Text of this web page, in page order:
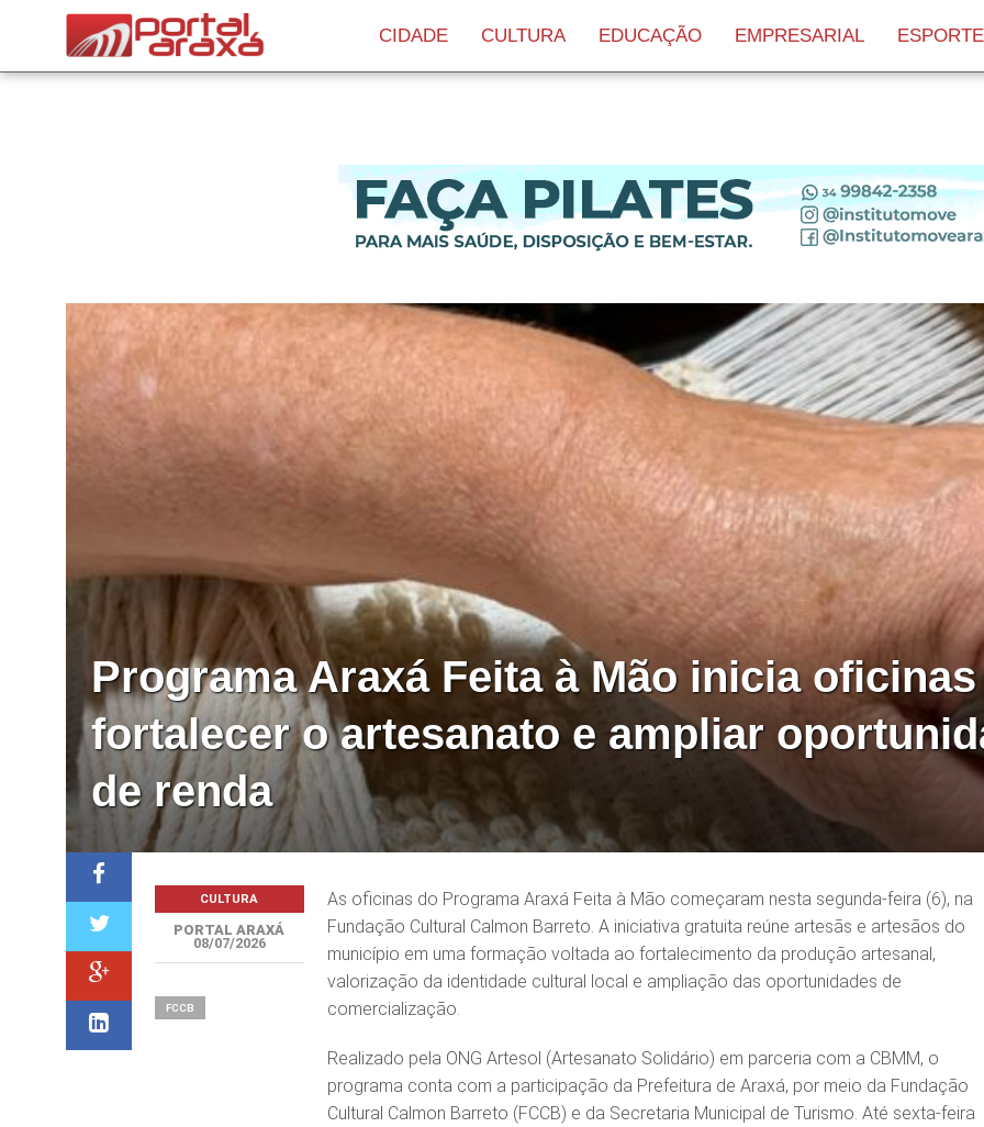
CIDADE CULTURA EDUCAÇÃO EMPRESARIAL ESPORTE
Programa Araxá Feita à Mão inicia
fortalecer o artesanato e ampliar
de renda
As oficinas do Programa Araxá Feita à Mão começaram nesta segunda-feira (6), na
Fundação Cultural Calmon Barreto. A iniciativa gratuita reúne artesãs e artesãos do
município em uma formação voltada ao fortalecimento da produção artesanal,
valorização da identidade cultural local e ampliação das oportunidades de
comercialização.
Realizado pela ONG Artesol (Artesanato Solidário) em parceria com a CBMM, o
programa conta com a participação da Prefeitura de Araxá, por meio da Fundação
Cultural Calmon Barreto (FCCB) e da Secretaria Municipal de Turismo. Até sexta-feira
CULTURA
PORTAL ARAXÁ
08/07/2026
FCCB